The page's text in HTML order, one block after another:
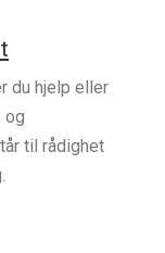
du hjelp eller
og
til rådighet